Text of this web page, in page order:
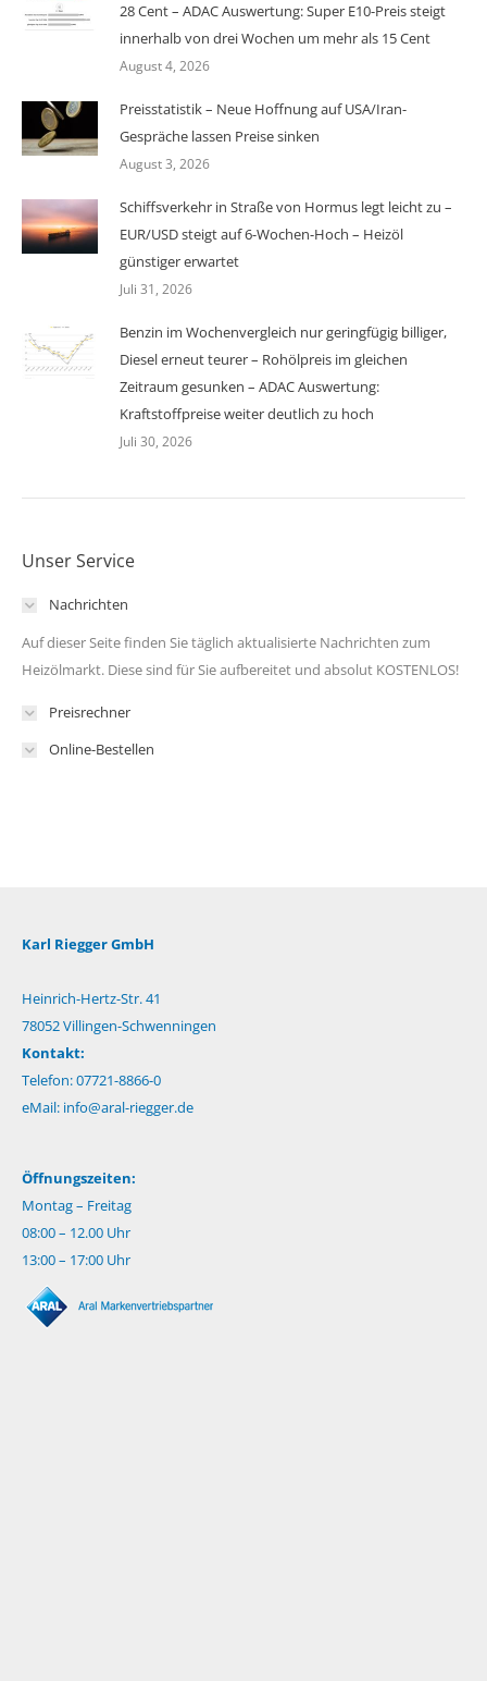
28 Cent – ADAC Auswertung: Super E10-Preis steigt
innerhalb von drei Wochen um mehr als 15 Cent
August 4, 2026
Preisstatistik – Neue Hoffnung auf USA/Iran-
Gespräche lassen Preise sinken
August 3, 2026
Schiffsverkehr in Straße von Hormus legt leicht zu –
EUR/USD steigt auf 6-Wochen-Hoch – Heizöl
günstiger erwartet
Juli 31, 2026
Benzin im Wochenvergleich nur geringfügig billiger,
Diesel erneut teurer – Rohölpreis im gleichen
Zeitraum gesunken – ADAC Auswertung:
Kraftstoffpreise weiter deutlich zu hoch
Juli 30, 2026
Unser Service
Nachrichten
Auf dieser Seite finden Sie täglich aktualisierte Nachrichten zum
Heizölmarkt. Diese sind für Sie aufbereitet und absolut KOSTENLOS!
Preisrechner
Online-Bestellen
Karl Riegger GmbH
Heinrich-Hertz-Str. 41
78052 Villingen-Schwenningen
Kontakt:
Telefon: 07721-8866-0
eMail: info@aral-riegger.de
Öffnungszeiten:
Montag – Freitag
08:00 – 12.00 Uhr
13:00 – 17:00 Uhr